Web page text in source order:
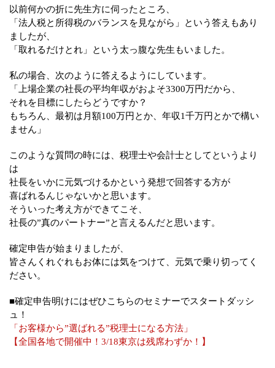
以前何かの折に先生方に伺ったところ、
「法人税と所得税のバランスを見ながら」という答えもあり
ましたが、
「取れるだけとれ」という太っ腹な先生もいました。
私の場合、次のように答えるようにしています。
「上場企業の社長の平均年収がおよそ3300万円だから、
それを目標にしたらどうですか？
もちろん、最初は月額100万円とか、年収1千万円とかで構い
ません」
このような質問の時には、税理士や会計士としてというより
は
社長をいかに元気づけるかという発想で回答する方が
喜ばれるんじゃないかと思います。
そういった考え方ができてこそ、
社長の”真のパートナー”と言えるんだと思います。
確定申告が始まりましたが、
皆さんくれぐれもお体には気をつけて、元気で乗り切ってく
ださい。
■確定申告明けにはぜひこちらのセミナーでスタートダッシ
ュ！
「お客様から”選ばれる”税理士になる方法」
【全国各地で開催中！3/18東京は残席わずか！】